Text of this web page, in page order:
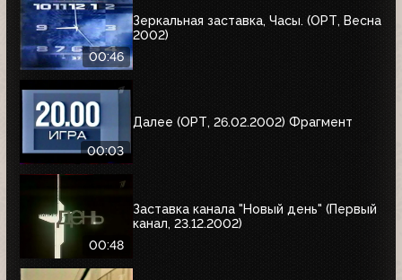
00:46
Зеркальная заставка, Часы. (ОРТ, Весна
2002)
00:03
Далее (ОРТ, 26.02.2002) Фрагмент
00:48
Заставка канала "Новый день" (Первый
канал, 23.12.2002)